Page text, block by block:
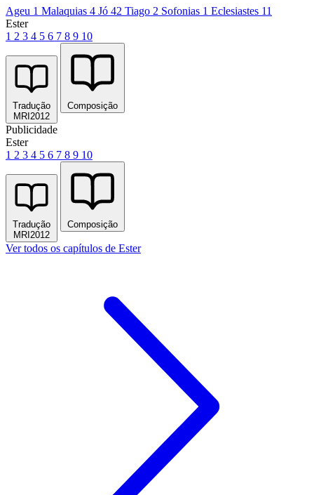
Ageu 1 Malaquias 4 Jó 42 Tiago 2 Sofonias 1 Eclesiastes 11
Ester
1 2 3 4 5 6 7 8 9 10
Tradução
MRI2012
Composição
Publicidade
Ester
1 2 3 4 5 6 7 8 9 10
Tradução
MRI2012
Composição
Ver todos os capítulos de Ester